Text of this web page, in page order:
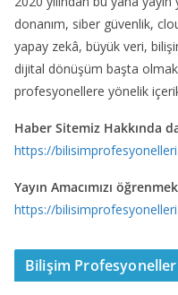
donanım, siber güvenlik,
yapay zekâ, büyük veri,
dijital dönüşüm başta
profesyonellere yönelik
Haber Sitemiz Hakkında
https://
Yayın Amacımızı
https://
Bilişim